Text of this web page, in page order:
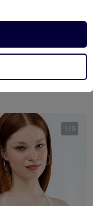
1 / 5